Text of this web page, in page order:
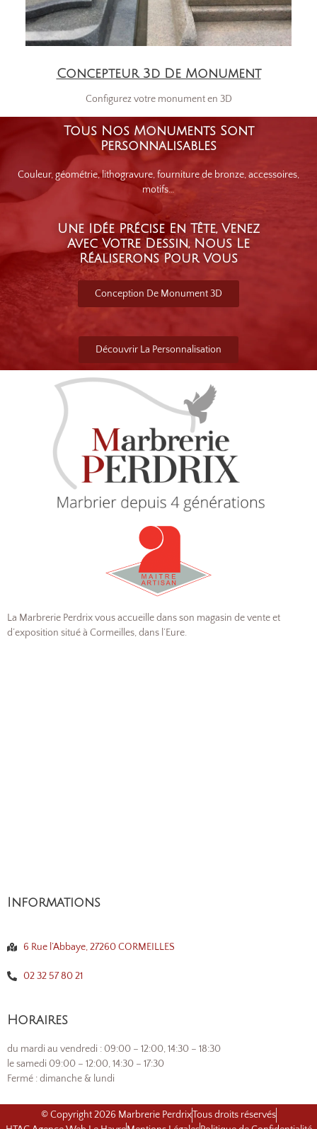
Concepteur 3d De Monument
Configurez votre monument en 3D
Tous Nos Monuments Sont
Personnalisables
Couleur, géométrie, lithogravure, fourniture de bronze, accessoires,
motifs…
Une Idée Précise En Tête, Venez
Avec Votre Dessin, Nous Le
Réaliserons Pour Vous
Conception De Monument 3D
Découvrir La Personnalisation
La Marbrerie Perdrix vous accueille dans son magasin de vente et
d’exposition situé à Cormeilles, dans l’Eure.
Informations
6 Rue l’Abbaye, 27260 CORMEILLES
02 32 57 80 21
Horaires
du mardi au vendredi : 09:00 – 12:00, 14:30 – 18:30
le samedi 09:00 – 12:00, 14:30 – 17:30
Fermé : dimanche & lundi
© Copyright 2026 Marbrerie PerdrixTous droits réservés